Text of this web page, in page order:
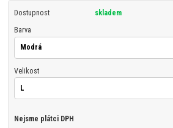
Dostupnost skladem
Barva
Velikost
Nejsme plátci DPH